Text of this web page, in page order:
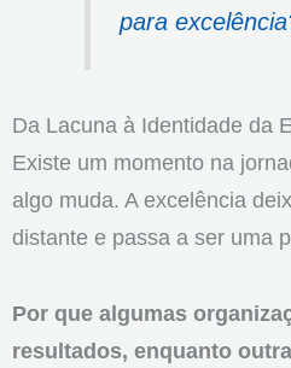
para
Da Lacuna à Identidade da
Existe um momento na
algo muda. A excelência
distante e passa a ser uma
Por que algumas
resultados, enquanto